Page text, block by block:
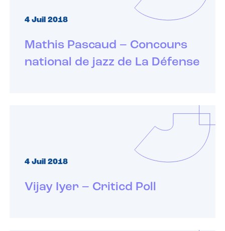
4 Juil 2018
Mathis Pascaud – Concours
national de jazz de La Défense
4 Juil 2018
Vijay Iyer – Criticd Poll